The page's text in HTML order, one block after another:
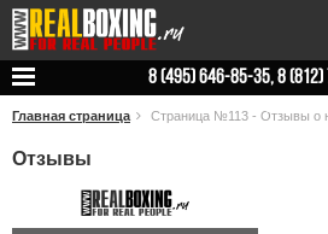
8 (495) 646-85-35, 8
78
Главная страница Страница №113 - Отзывы о
Отзывы